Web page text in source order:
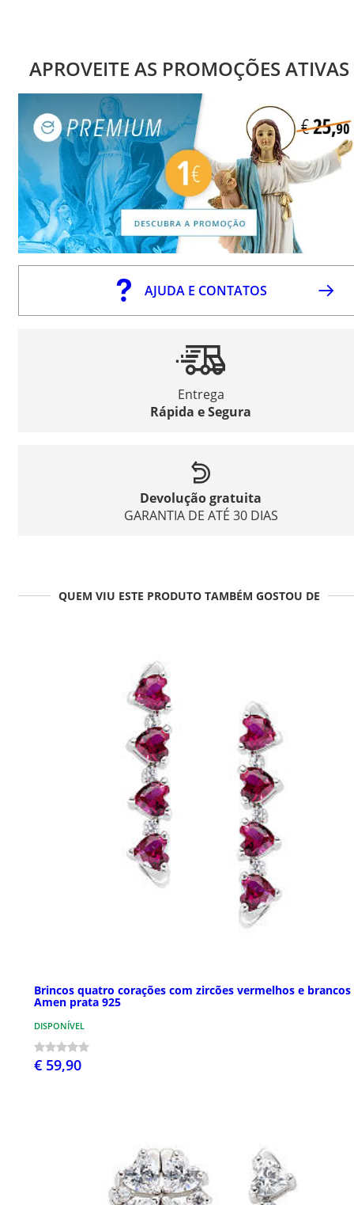
APROVEITE AS PROMOÇÕES ATIVAS
AJUDA E CONTATOS
Entrega
Rápida e Segura
Devolução gratuita
GARANTIA DE ATÉ 30 DIAS
QUEM VIU ESTE PRODUTO TAMBÉM GOSTOU DE
Brincos quatro corações com zircões vermelhos e brancos
Amen prata 925
DISPONÍVEL
€ 59,90